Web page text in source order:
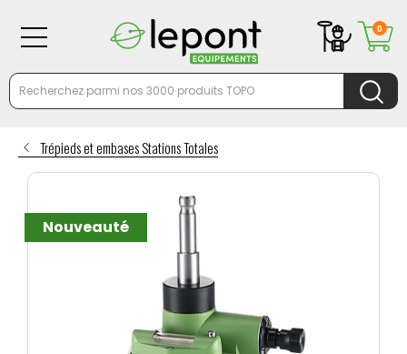
Trépieds et embases Stations Totales
Nouveauté
0